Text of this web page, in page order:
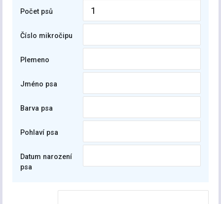
Počet psů
Číslo mikročipu
Plemeno
Jméno psa
Barva psa
Pohlaví psa
Datum narození
psa